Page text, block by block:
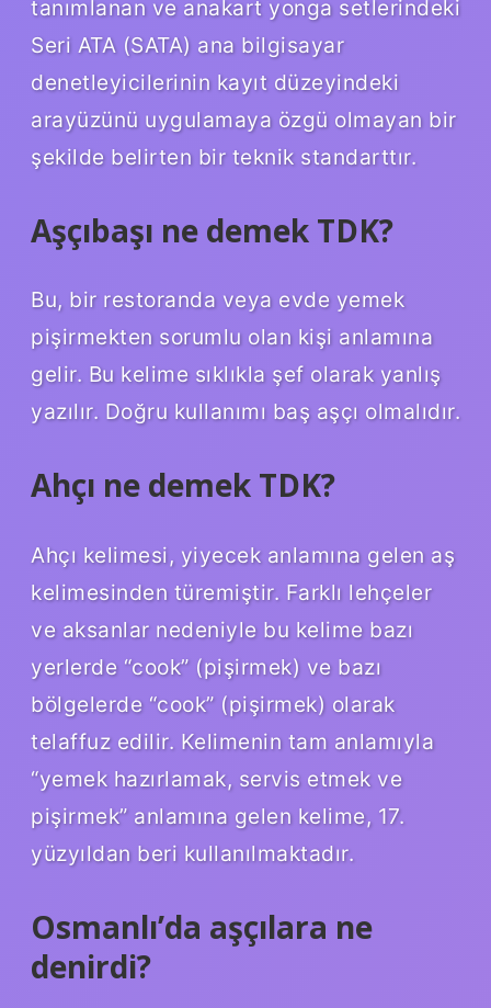
tanımlanan ve anakart yonga setlerindeki
Seri ATA (SATA) ana bilgisayar
denetleyicilerinin kayıt düzeyindeki
arayüzünü uygulamaya özgü olmayan bir
şekilde belirten bir teknik standarttır.
Aşçıbaşı ne demek TDK?
Bu, bir restoranda veya evde yemek
pişirmekten sorumlu olan kişi anlamına
gelir. Bu kelime sıklıkla şef olarak yanlış
yazılır. Doğru kullanımı baş aşçı olmalıdır.
Ahçı ne demek TDK?
Ahçı kelimesi, yiyecek anlamına gelen aş
kelimesinden türemiştir. Farklı lehçeler
ve aksanlar nedeniyle bu kelime bazı
yerlerde “cook” (pişirmek) ve bazı
bölgelerde “cook” (pişirmek) olarak
telaffuz edilir. Kelimenin tam anlamıyla
“yemek hazırlamak, servis etmek ve
pişirmek” anlamına gelen kelime, 17.
yüzyıldan beri kullanılmaktadır.
Osmanlı’da aşçılara ne
denirdi?